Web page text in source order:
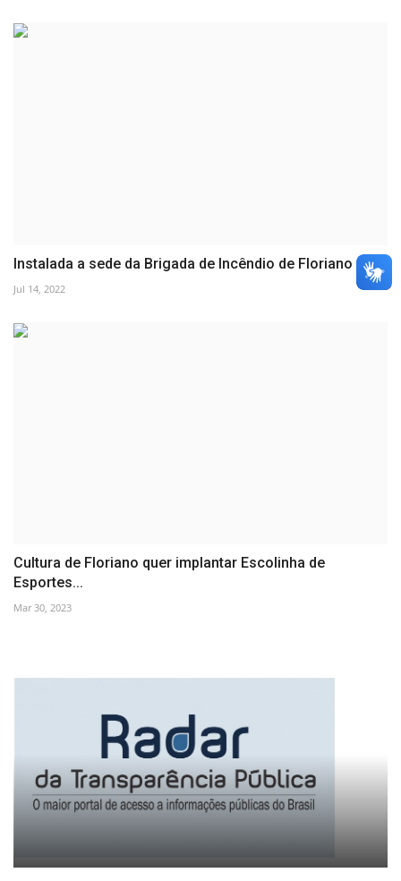
Instalada a sede da Brigada de Incêndio de Floriano no...
Jul 14, 2022
Cultura de Floriano quer implantar Escolinha de
Esportes...
Mar 30, 2023